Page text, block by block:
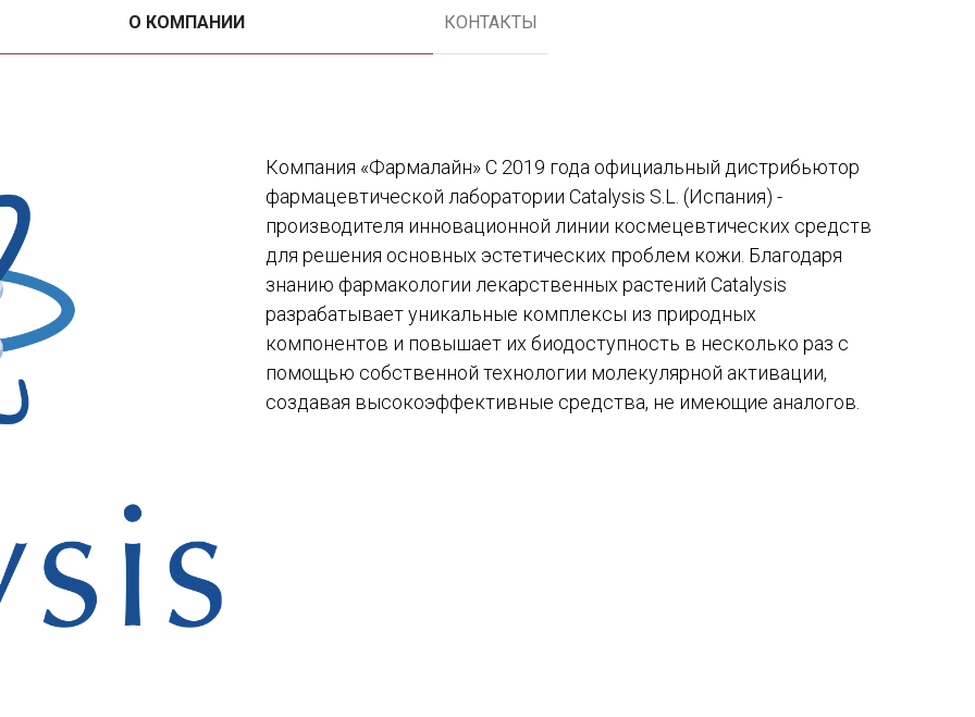
О КОМПАНИИ КОНТАКТЫ
Компания «Фармалайн» С 2019 года официальный дистрибьютор
фармацевтической лаборатории Catalysis S.L. (Испания) -
производителя инновационной линии космецевтических средств
для решения основных эстетических проблем кожи. Благодаря
знанию фармакологии лекарственных растений Catalysis
разрабатывает уникальные комплексы из природных
компонентов и повышает их биодоступность в несколько раз с
помощью собственной технологии молекулярной активации,
создавая высокоэффективные средства, не имеющие аналогов.